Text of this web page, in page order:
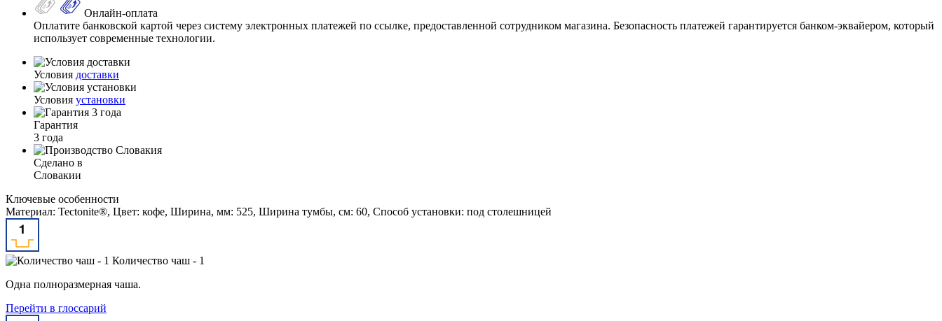
Онлайн-оплата
Оплатите банковской картой через систему электронных платежей по ссылке, предоставленной сотрудником магазина. Безопасность платежей гарантируется банком-эквайером, который
использует современные технологии.
Условия доставки
Условия установки
Гарантия
3 года
Сделано в
Словакии
Ключевые особенности
Материал: Tectonite®, Цвет: кофе, Ширина, мм: 525, Ширина тумбы, см: 60, Способ установки: под столешницей
Количество чаш - 1
Одна полноразмерная чаша.
Перейти в глоссарий